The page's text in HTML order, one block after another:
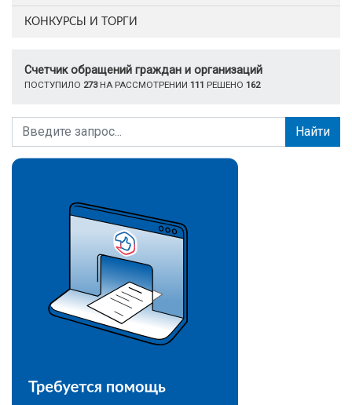
КОНКУРСЫ И ТОРГИ
Счетчик обращений граждан и организаций
ПОСТУПИЛО 273НА РАССМОТРЕНИИ 111 РЕШЕНО 162
Найти